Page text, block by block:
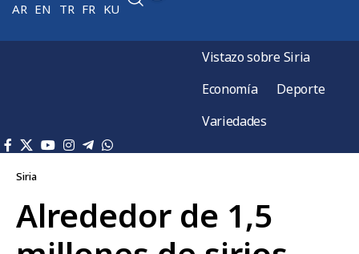
AR EN TR FR KU
Vistazo sobre Siria
Economía
Deporte
Variedades
Siria
Alrededor de 1,5